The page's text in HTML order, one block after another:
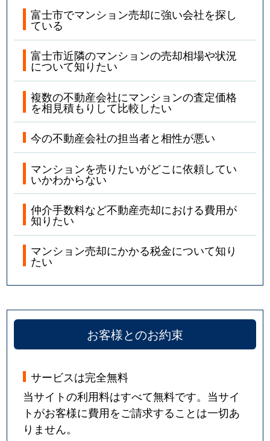
富士市でマンション売却に強い会社を探し
ている
富士市近隣のマンションの売却相場や状況
について知りたい
複数の不動産会社にマンションの査定価格
を相見積もりして比較したい
今の不動産会社の担当者と相性が悪い
マンションを売りたいがどこに依頼してい
いかわからない
仲介手数料など不動産売却における費用が
知りたい
マンション売却にかかる税金について知り
たい
お客様とのお約束
サービスは完全無料
当サイトの利用料はすべて無料です。当サイ
トがお客様に費用をご請求することは一切あ
りません。